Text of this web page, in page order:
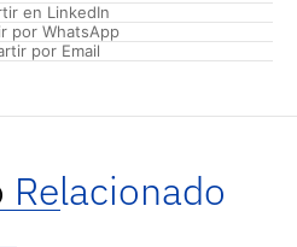
en LinkedIn
por WhatsApp
por Email
Relacionado